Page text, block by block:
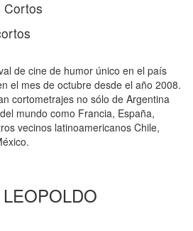
Cortos
de cine de humor único en el país
el mes de octubre desde el año 2008.
cortometrajes no sólo de Argentina
mundo como Francia, España,
vecinos latinoamericanos Chile,